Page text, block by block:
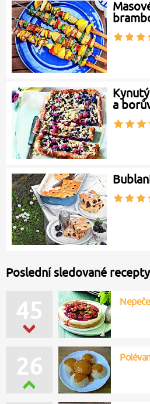
a
Poslední sledované recepty
45
26